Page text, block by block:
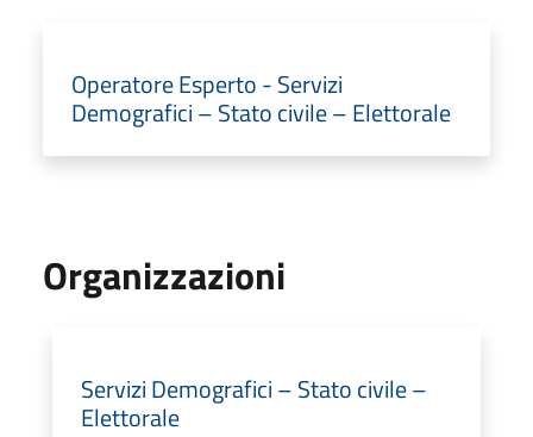
Operatore Esperto - Servizi
Demografici – Stato civile – Elettorale
Organizzazioni
Servizi Demografici – Stato civile –
Elettorale